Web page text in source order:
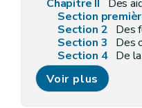
Chapitre II
Des
Section
Section 2 Des
Section 3
Des
Section 4 De
Chapitre III
Section
Sous-section
Voir plus